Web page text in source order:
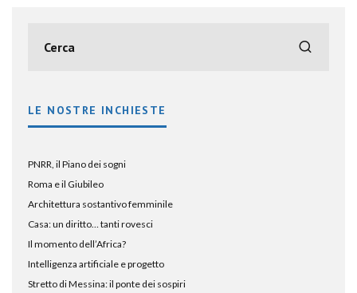
LE NOSTRE INCHIESTE
PNRR, il Piano dei sogni
Roma e il Giubileo
Architettura sostantivo femminile
Casa: un diritto… tanti rovesci
Il momento dell’Africa?
Intelligenza artificiale e progetto
Stretto di Messina: il ponte dei sospiri